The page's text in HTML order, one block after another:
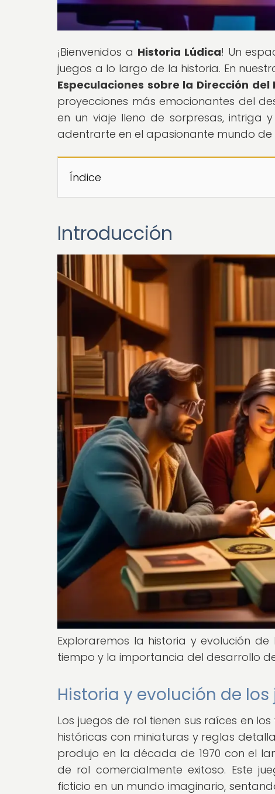
¡Bienvenidos a Historia Lúdica! Un
juegos a lo largo de la historia. En
Especulaciones sobre la Dirección
proyecciones más emocionantes del
en un viaje lleno de sorpresas, intriga
adentrarte en el apasionante mundo de
Índice
Introducción
Exploraremos la historia y evolución
tiempo y la importancia del desarrollo
Historia y evolución de
Los juegos de rol tienen sus raíces en
históricas con miniaturas y reglas
produjo en la década de 1970 con el
de rol comercialmente exitoso. Este
ficticio en un mundo imaginario,